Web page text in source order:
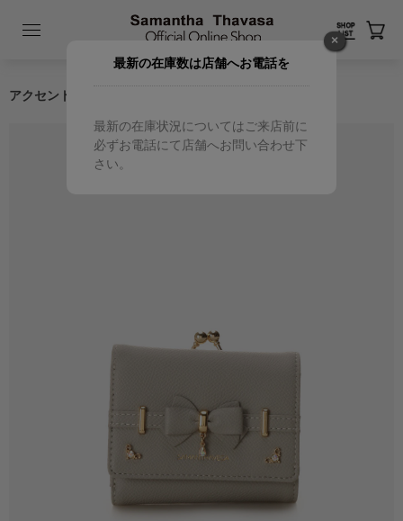
アクセントリボン 折財布
×
最新の在庫数は店舗へお電話を
最新の在庫状況についてはご来店前に
必ずお電話にて店舗へお問い合わせ下
さい。